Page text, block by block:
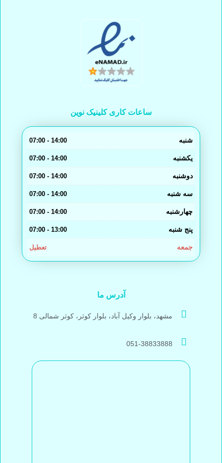
ساعات کاری کلینیک نوین
شنبه 14:00 - 07:00
یکشنبه 14:00 - 07:00
دوشنبه 14:00 - 07:00
سه شنبه 14:00 - 07:00
چهارشنبه 14:00 - 07:00
پنج شنبه 13:00 - 07:00
جمعه تعطیل
آدرس ما
مشهد، بلوار وکیل آباد، بلوار کوثر، کوثر شمالی 8
051-38833888